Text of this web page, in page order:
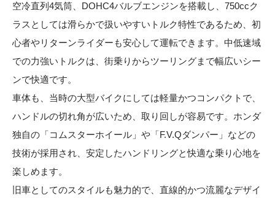
空冷直列4気筒、DOHC4バルブエンジンを搭載し、750ccク
ラスとしては滑らかで扱いやすいトルク特性であるため、初
心者やリターンライダーも安心して運転できます。中低速域
での力強いトルクは、街乗りからツーリングまで幅広いシー
ンで快適です。
車体も、当時の大型バイクにしては軽量かつコンパクトで、
ハンドルの切れ角が広いため、取り回しが容易です。ホンダ
独自の「コムスターホイール」や「F.V.Qダンパー」などの
技術が採用され、安定したハンドリングと快適な乗り心地を
楽しめます。
旧車としてのスタイルも魅力的で、直線的かつ流麗なデザイ